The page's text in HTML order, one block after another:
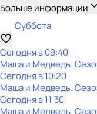
Больше информации
Суббота
Сегодня в 09:40
Маша и Медведь.
Сегодня в 10:20
Маша и Медведь.
Сегодня в 11:30
Маша и Медведь.